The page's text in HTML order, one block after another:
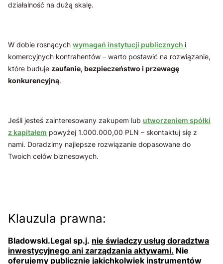
działalność na dużą skalę.
W dobie rosnących wymagań instytucji publicznych i
komercyjnych kontrahentów – warto postawić na rozwiązanie,
które buduje zaufanie, bezpieczeństwo i przewagę
konkurencyjną.
Jeśli jesteś zainteresowany zakupem lub utworzeniem spółki
z kapitałem powyżej 1.000.000,00 PLN – skontaktuj się z
nami. Doradzimy najlepsze rozwiązanie dopasowane do
Twoich celów biznesowych.
Klauzula prawna:
Bladowski.Legal sp.j. nie świadczy usług doradztwa
inwestycyjnego ani zarządzania aktywami. Nie
oferujemy publicznie jakichkolwiek instrumentów